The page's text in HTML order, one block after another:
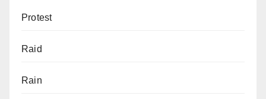
Protest
Raid
Rain